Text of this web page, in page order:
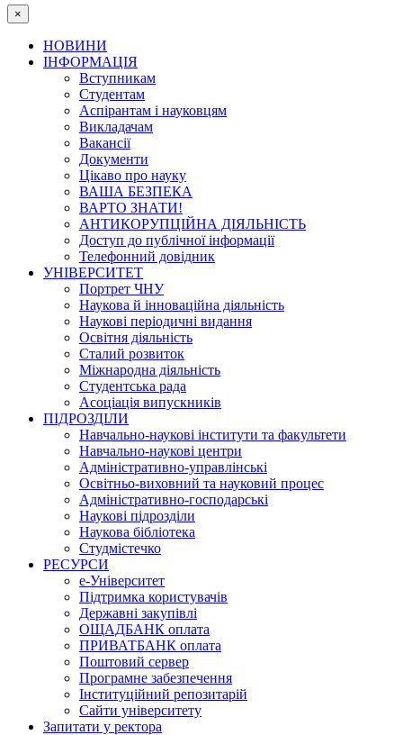
×
НОВИНИ
ІНФОРМАЦІЯ
Вступникам
Студентам
Аспірантам і науковцям
Викладачам
Вакансії
Документи
Цікаво про науку
ВАША БЕЗПЕКА
ВАРТО ЗНАТИ!
АНТИКОРУПЦІЙНА ДІЯЛЬНІСТЬ
Доступ до публічної інформації
Телефонний довідник
УНІВЕРСИТЕТ
Портрет ЧНУ
Наукова й інноваційна діяльність
Наукові періодичні видання
Освітня діяльність
Сталий розвиток
Міжнародна діяльність
Студентська рада
Асоціація випускників
ПІДРОЗДІЛИ
Навчально-наукові інститути та факультети
Навчально-наукові центри
Адміністративно-управлінські
Освітньо-виховний та науковий процес
Адміністративно-господарські
Наукові підрозділи
Наукова бібліотека
Студмістечко
РЕСУРСИ
е-Університет
Підтримка користувачів
Державні закупівлі
ОЩАДБАНК оплата
ПРИВАТБАНК оплата
Поштовий сервер
Програмне забезпечення
Інституційний репозитарій
Сайти університету
Запитати у ректора